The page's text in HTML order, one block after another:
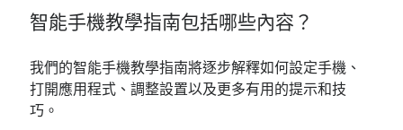
智能手機教學指南包括哪些內容？
我們的智能手機教學指南將逐步解釋如何設定手機、
打開應用程式、調整設置以及更多有用的提示和技
巧。